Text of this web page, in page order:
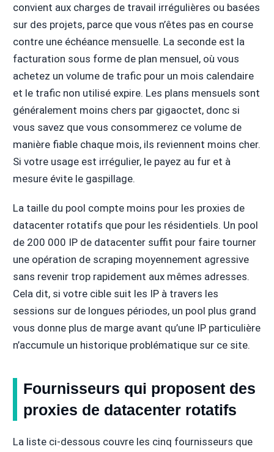
convient aux charges de travail irrégulières ou basées
sur des projets, parce que vous n’êtes pas en course
contre une échéance mensuelle. La seconde est la
facturation sous forme de plan mensuel, où vous
achetez un volume de trafic pour un mois calendaire
et le trafic non utilisé expire. Les plans mensuels sont
généralement moins chers par gigaoctet, donc si
vous savez que vous consommerez ce volume de
manière fiable chaque mois, ils reviennent moins cher.
Si votre usage est irrégulier, le payez au fur et à
mesure évite le gaspillage.
La taille du pool compte moins pour les proxies de
datacenter rotatifs que pour les résidentiels. Un pool
de 200 000 IP de datacenter suffit pour faire tourner
une opération de scraping moyennement agressive
sans revenir trop rapidement aux mêmes adresses.
Cela dit, si votre cible suit les IP à travers les
sessions sur de longues périodes, un pool plus grand
vous donne plus de marge avant qu’une IP particulière
n’accumule un historique problématique sur ce site.
Fournisseurs qui proposent des
proxies de datacenter rotatifs
La liste ci-dessous couvre les cinq fournisseurs que